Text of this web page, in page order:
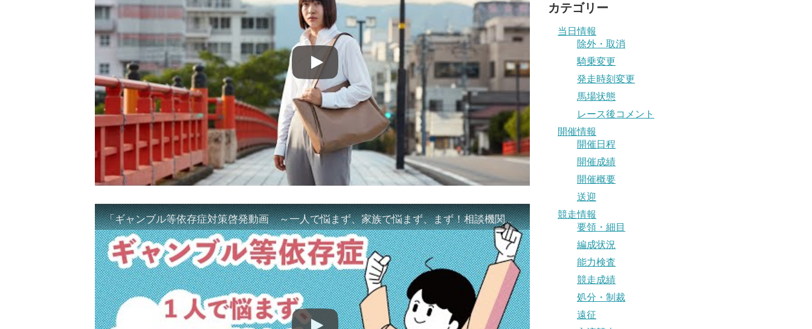
「ギャンブル等依存症対策啓発動画 ～一人で悩まず、家族で悩まず、まず！相談機関へ～」
カテゴリー
当日情報
除外・取消
騎乗変更
発走時刻変更
馬場状態
レース後コメント
開催情報
開催日程
開催成績
開催概要
送迎
競走情報
要領・細目
編成状況
能力検査
競走成績
処分・制裁
遠征